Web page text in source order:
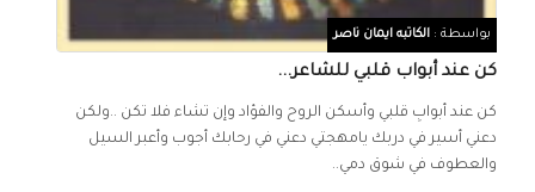
بواسطة :الكاتبه ايمان ناصر
كن عند أبواب قلبي للشاعر...
كن عند أبوابِ قلبي وأسكن الروح والفؤاد وإن تشاء فلا تكن ..ولكن
دعني أسير في دربك يامهجتي دعني في رحابك أجوب وأعبر السيل
والعطوف في شوق دمي..